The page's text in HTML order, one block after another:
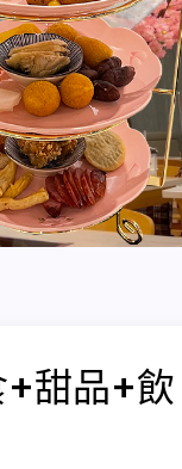
+甜品+飲